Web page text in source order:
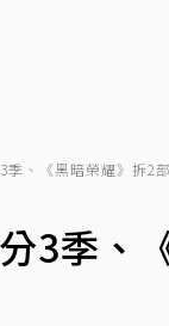
季、《黑暗榮耀》拆
3季